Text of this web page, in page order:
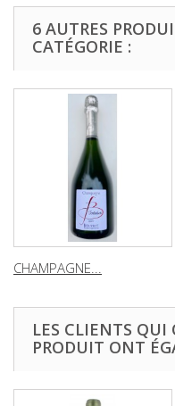
6 AUTRES
CATÉGORIE :
CHAMPAGNE...
LES CLIENTS QUI
PRODUIT ONT